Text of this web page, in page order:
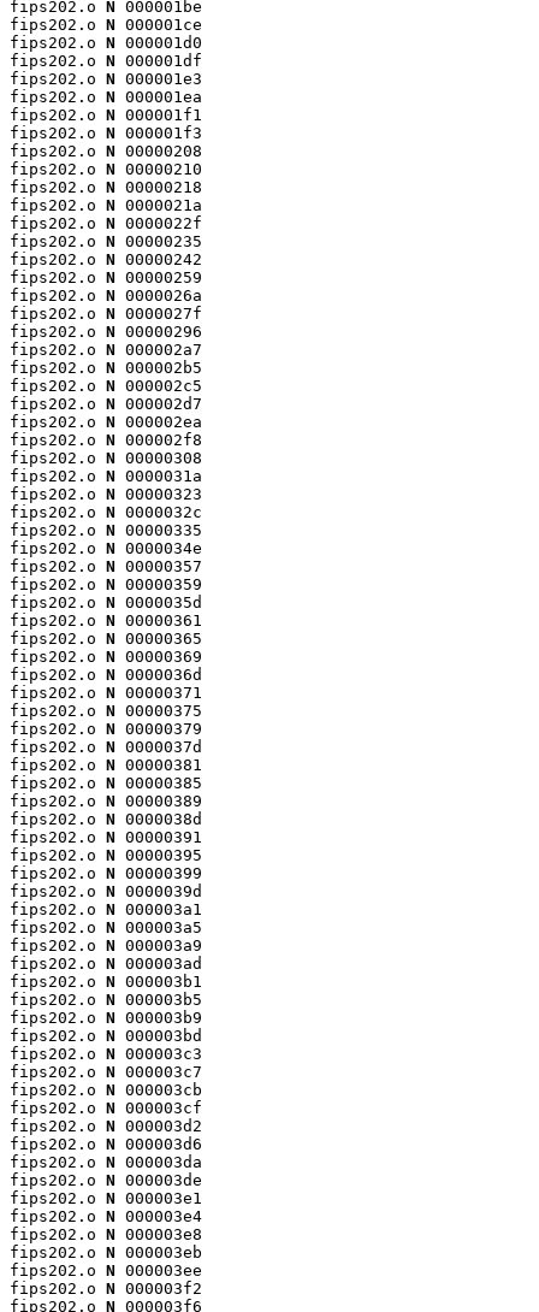
fips202.o N 000001be
fips202.o N 000001ce
fips202.o N 000001d0
fips202.o N 000001df
fips202.o N 000001e3
fips202.o N 000001ea
fips202.o N 000001f1
fips202.o N 000001f3
fips202.o N 00000208
fips202.o N 00000210
fips202.o N 00000218
fips202.o N 0000021a
fips202.o N 0000022f
fips202.o N 00000235
fips202.o N 00000242
fips202.o N 00000259
fips202.o N 0000026a
fips202.o N 0000027f
fips202.o N 00000296
fips202.o N 000002a7
fips202.o N 000002b5
fips202.o N 000002c5
fips202.o N 000002d7
fips202.o N 000002ea
fips202.o N 000002f8
fips202.o N 00000308
fips202.o N 0000031a
fips202.o N 00000323
fips202.o N 0000032c
fips202.o N 00000335
fips202.o N 0000034e
fips202.o N 00000357
fips202.o N 00000359
fips202.o N 0000035d
fips202.o N 00000361
fips202.o N 00000365
fips202.o N 00000369
fips202.o N 0000036d
fips202.o N 00000371
fips202.o N 00000375
fips202.o N 00000379
fips202.o N 0000037d
fips202.o N 00000381
fips202.o N 00000385
fips202.o N 00000389
fips202.o N 0000038d
fips202.o N 00000391
fips202.o N 00000395
fips202.o N 00000399
fips202.o N 0000039d
fips202.o N 000003a1
fips202.o N 000003a5
fips202.o N 000003a9
fips202.o N 000003ad
fips202.o N 000003b1
fips202.o N 000003b5
fips202.o N 000003b9
fips202.o N 000003bd
fips202.o N 000003c3
fips202.o N 000003c7
fips202.o N 000003cb
fips202.o N 000003cf
fips202.o N 000003d2
fips202.o N 000003d6
fips202.o N 000003da
fips202.o N 000003de
fips202.o N 000003e1
fips202.o N 000003e4
fips202.o N 000003e8
fips202.o N 000003eb
fips202.o N 000003ee
fips202.o N 000003f2
fips202.o N 000003f6